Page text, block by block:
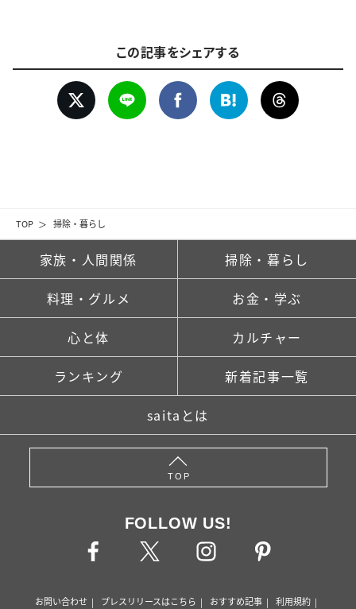
TOP 掃除・暮らし
この記事をシェアする
家族・人間関係 掃除・暮らし
料理・グルメ お金・学ぶ
心と体 カルチャー
ランキング 新着記事一覧
saitaとは
TOP
FOLLOW US!
お問い合わせ プレスリリースはこちら おすすめ記事 利用規約